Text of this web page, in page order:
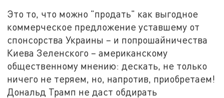
Это то, что можно "продать" как выгодное
коммерческое предложение уставшему от
спонсорства Украины – и попрошайничества
Киева Зеленского – американскому
общественному мнению: дескать, не только
ничего не теряем, но, напротив, приобретаем!
Дональд Трамп не даст обдирать